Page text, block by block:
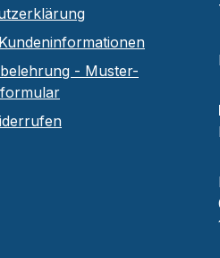
- Muster-